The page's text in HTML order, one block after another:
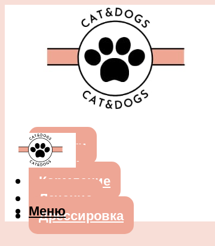
Собаки
Кошки
Кормление
Лечение
Дрессировка
Меню